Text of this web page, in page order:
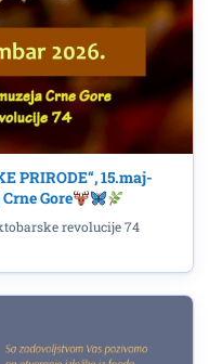
PRIRODE“, 15.maj-
Gore
revolucije 74